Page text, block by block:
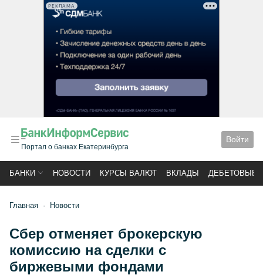
РЕКЛАМА
Портал о банках Екатеринбурга
Войти
БАНКИ НОВОСТИ КУРСЫ ВАЛЮТ ВКЛАДЫ ДЕБЕТОВЫЕ
Главная Новости
Сбер отменяет брокерскую
комиссию на сделки с
биржевыми фондами